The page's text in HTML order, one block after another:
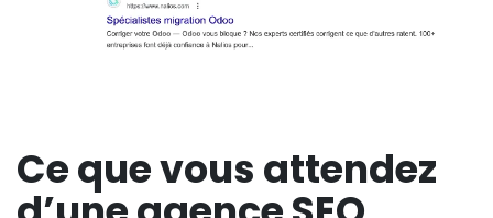
Ce que vous attendez